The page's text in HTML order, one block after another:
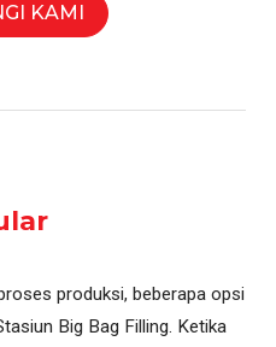
KAMI
produksi, beberapa opsi
Big Bag Filling. Ketika